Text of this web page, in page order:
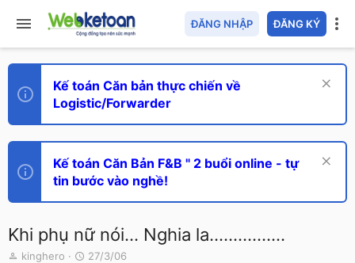
ĐĂNG NHẬP ĐĂNG KÝ
Kế toán Căn bản thực chiến về
Logistic/Forwarder
Kế toán Căn Bản F&B " 2 buổi online - tự
tin bước vào nghề!
Khi phụ nữ nói… Nghia la................
T
kinghero
N
27/3/06